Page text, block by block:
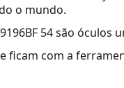
o mundo.
54são óculos
ficam com a